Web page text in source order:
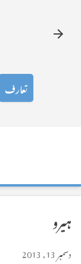
تعارف
ہیرو
دسمبر 13, 2013